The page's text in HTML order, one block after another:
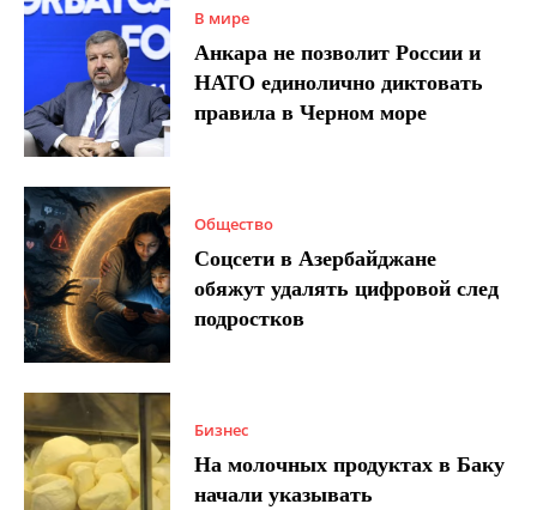
В мире
Анкара не позволит России и
НАТО единолично диктовать
правила в Черном море
Общество
Соцсети в Азербайджане
обяжут удалять цифровой след
подростков
Бизнес
На молочных продуктах в Баку
начали указывать